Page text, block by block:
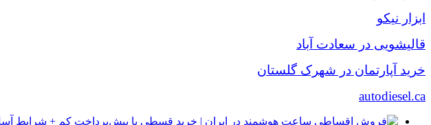
ابزار نیکو
قالیشویی در سعادت آباد
خرید آپارتمان در شهرک گلستان
autodiesel.ca